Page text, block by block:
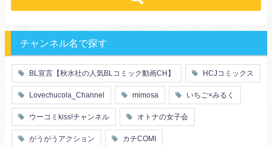
俺様
エリート・ハイスぺ
芸能人
王子様
ヤンキー・不良
人外
富豪
同期
店長・店員
先生
幼馴染
漫画家・作家
ヤンキー
禁断・背徳
ロマンス
セフレ
初体験
調教
花嫁
義兄弟姉妹
初恋
スーツ
片思い
短編
人妻
主従関係
婚約者
不器用
秘密の関係
ol
チャンネル名で探す
BL宣言【秋水社の人気BLコミック動画CH】 HCJコミックス
Lovechucola_Channel mimosa いちご×みるく
ウーコミkiss!チャンネル オトナの女子会
がうがうアクション カチCOMI